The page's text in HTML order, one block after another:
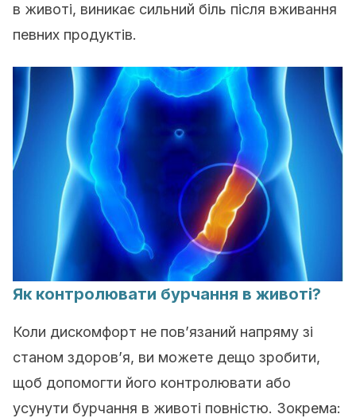
в животі, виникає сильний біль після вживання
певних продуктів.
Як контролювати бурчання в животі?
Коли дискомфорт не пов’язаний напряму зі
станом здоров’я, ви можете дещо зробити,
щоб допомогти його контролювати або
усунути бурчання в животі повністю. Зокрема: